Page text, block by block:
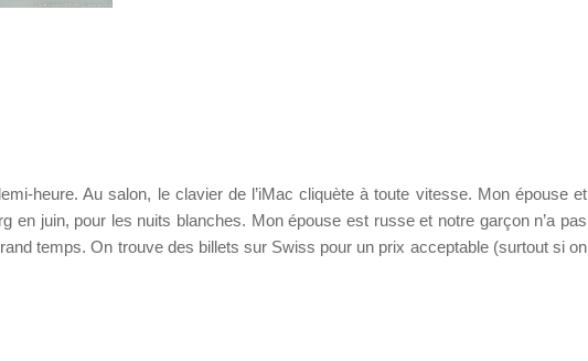
heure. Au salon, le clavier de l’iMac cliquète à toute vitesse. Mon épouse et
en juin, pour les nuits blanches. Mon épouse est russe et notre garçon n’a pas
temps. On trouve des billets sur Swiss pour un prix acceptable (surtout si on